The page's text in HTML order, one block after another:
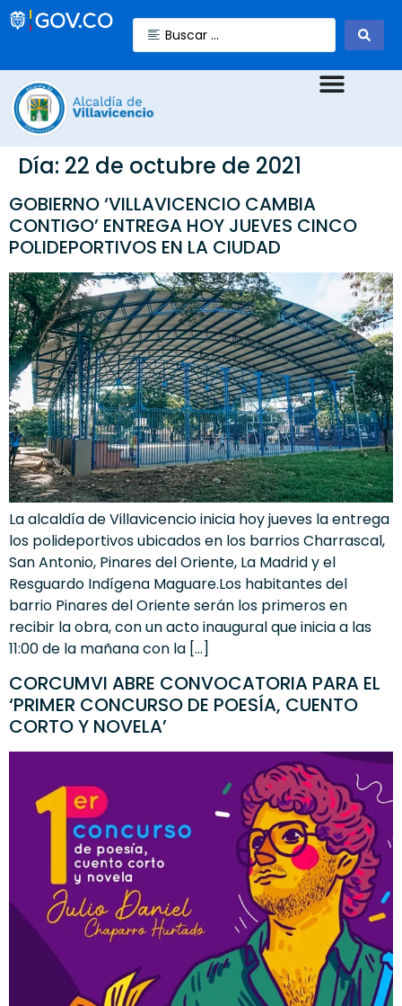
Día: 22 de octubre de 2021
GOBIERNO ‘VILLAVICENCIO CAMBIA
CONTIGO’ ENTREGA HOY JUEVES CINCO
POLIDEPORTIVOS EN LA CIUDAD
La alcaldía de Villavicencio inicia hoy jueves la entrega
los polideportivos ubicados en los barrios Charrascal,
San Antonio, Pinares del Oriente, La Madrid y el
Resguardo Indígena Maguare.Los habitantes del
barrio Pinares del Oriente serán los primeros en
recibir la obra, con un acto inaugural que inicia a las
11:00 de la mañana con la […]
CORCUMVI ABRE CONVOCATORIA PARA EL
‘PRIMER CONCURSO DE POESÍA, CUENTO
CORTO Y NOVELA’